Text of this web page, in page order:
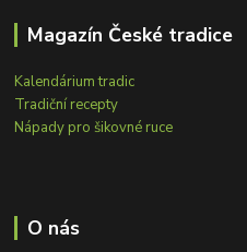
Magazín České tradice
Kalendárium tradic
Tradiční recepty
Nápady pro šikovné ruce
O nás